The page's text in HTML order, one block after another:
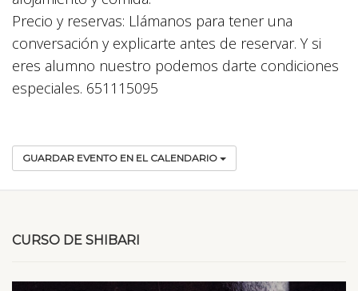
Precio y reservas: Llámanos para tener una
conversación y explicarte antes de reservar. Y si
eres alumno nuestro podemos darte condiciones
especiales. 651115095
GUARDAR EVENTO EN EL CALENDARIO
CURSO DE SHIBARI